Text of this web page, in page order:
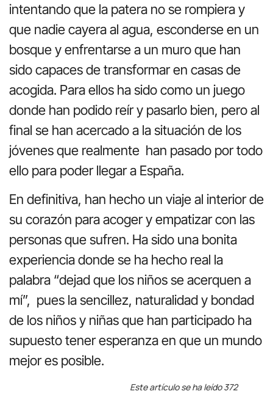
intentando que la patera no se rompiera y
que nadie cayera al agua, esconderse en un
bosque y enfrentarse a un muro que han
sido capaces de transformar en casas de
acogida. Para ellos ha sido como un juego
donde han podido reír y pasarlo bien, pero al
final se han acercado a la situación de los
jóvenes que realmente han pasado por todo
ello para poder llegar a España.
En definitiva, han hecho un viaje al interior de
su corazón para acoger y empatizar con las
personas que sufren. Ha sido una bonita
experiencia donde se ha hecho real la
palabra “dejad que los niños se acerquen a
mí”, pues la sencillez, naturalidad y bondad
de los niños y niñas que han participado ha
supuesto tener esperanza en que un mundo
mejor es posible.
Este artículo se ha leído 372